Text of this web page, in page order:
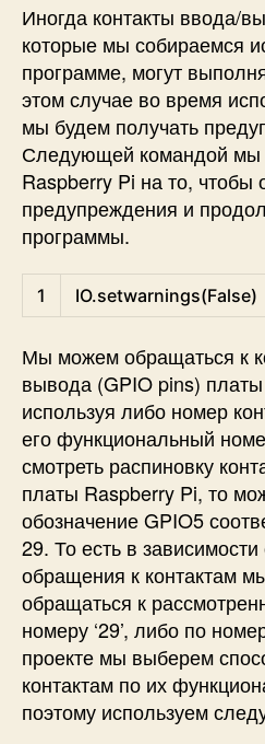
Иногда контакты ввода/
которые мы собираемся
программе, могут
этом случае во время
мы будем получать
Следующей командой мы
Raspberry Pi на то, чтобы
предупреждения и
программы.
1 IO.setwarnings(False)
Мы можем обращаться к
вывода (GPIO pins)
используя либо номер
его функциональный
смотреть распиновку
платы Raspberry Pi, то
обозначение GPIO5
29. То есть в зависимости
обращения к контактам
обращаться к
номеру ‘29’, либо по
проекте мы выберем
контактам по их
поэтому используем